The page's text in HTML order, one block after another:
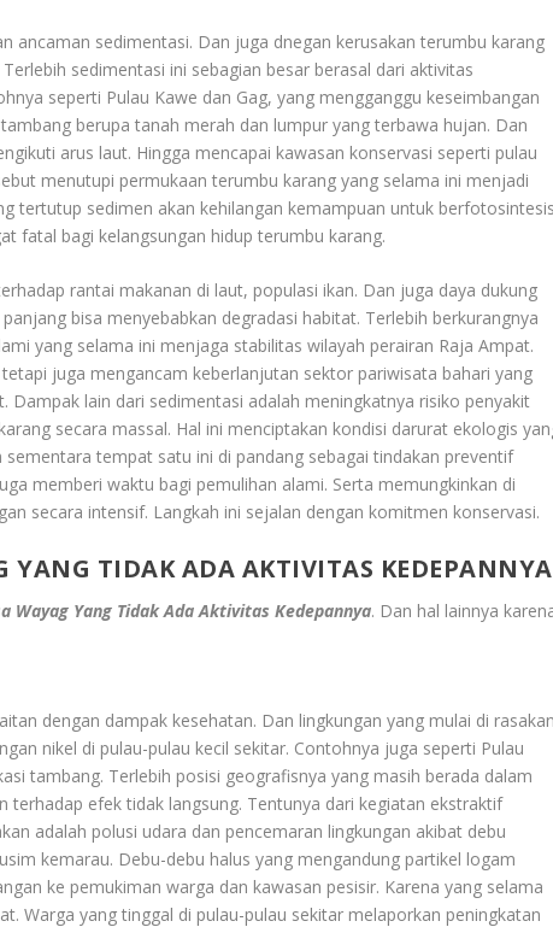
ancaman sedimentasi. Dan juga dnegan kerusakan terumbu karang
sedimentasi ini sebagian besar berasal dari aktivitas
seperti Pulau Kawe dan Gag, yang mengganggu keseimbangan
berupa tanah merah dan lumpur yang terbawa hujan. Dan
arus laut. Hingga mencapai kawasan konservasi seperti pulau
menutupi permukaan terumbu karang yang selama ini menjadi
tertutup sedimen akan kehilangan kemampuan untuk
fatal bagi kelangsungan hidup terumbu karang.
rantai makanan di laut, populasi ikan. Dan juga daya dukung
bisa menyebabkan degradasi habitat. Terlebih berkurangnya
yang selama ini menjaga stabilitas wilayah perairan Raja Ampat.
juga mengancam keberlanjutan sektor pariwisata bahari yang
lain dari sedimentasi adalah meningkatnya risiko penyakit
secara massal. Hal ini menciptakan kondisi darurat ekologis
tempat satu ini di pandang sebagai tindakan preventif
memberi waktu bagi pemulihan alami. Serta memungkinkan di
secara intensif. Langkah ini sejalan dengan komitmen konservasi.
YANG TIDAK ADA AKTIVITAS KEDEPANNYA
Wayag Yang Tidak Ada Aktivitas Kedepannya. Dan hal lainnya
dengan dampak kesehatan. Dan lingkungan yang mulai di
nikel di pulau-pulau kecil sekitar. Contohnya juga seperti Pulau
tambang. Terlebih posisi geografisnya yang masih berada dalam
efek tidak langsung. Tentunya dari kegiatan ekstraktif
adalah polusi udara dan pencemaran lingkungan akibat debu
kemarau. Debu-debu halus yang mengandung partikel logam
ke pemukiman warga dan kawasan pesisir. Karena yang selama
Warga yang tinggal di pulau-pulau sekitar melaporkan peningkatan